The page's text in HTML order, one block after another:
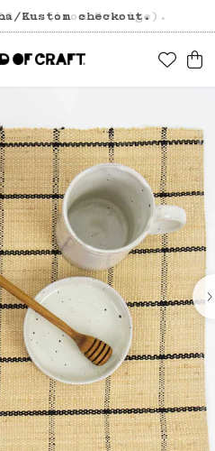
kr (inom Sverige).
Kustom checkout.